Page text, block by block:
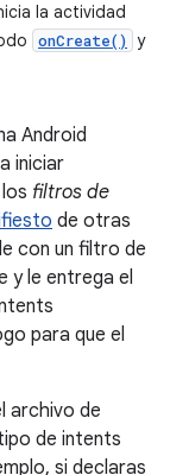
la actividad
onCreate() y
Android
iniciar
filtros de
de otras
con un filtro de
y le entrega el
para que el
archivo de
de intents
si declaras